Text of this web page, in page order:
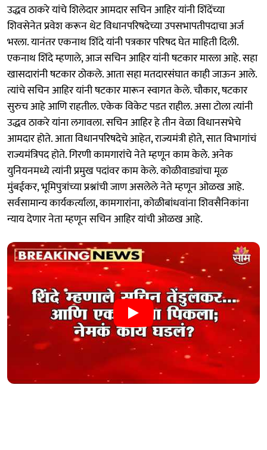
उद्धव ठाकरे यांचे शिलेदार आमदार सचिन आहिर यांनी शिंदेंच्या
शिवसेनेत प्रवेश करून थेट विधानपरिषदेच्या उपसभापतीपदाचा अर्ज
भरला. यानंतर एकनाथ शिंदे यांनी पत्रकार परिषद घेत माहिती दिली.
एकनाथ शिंदे म्हणाले, आज सचिन आहिर यांनी षटकार मारला आहे. सहा
खासदारांनी षटकार ठोकले. आता सहा मतदारसंघात काही जाऊन आले.
त्यांचे सचिन आहिर यांनी षटकार मारून स्वागत केले. चौकार, षटकार
सुरुच आहे आणि राहतील. एकेक विकेट पडत राहील. असा टोला त्यांनी
उद्धव ठाकरे यांना लगावला. सचिन आहिर हे तीन वेळा विधानसभेचे
आमदार होते. आता विधानपरिषदेचे आहेत, राज्यमंत्री होते, सात विभागांचं
राज्यमंत्रिपद होते. गिरणी कामगारांचे नेते म्हणून काम केले. अनेक
युनियनमध्ये त्यांनी प्रमुख पदांवर काम केले. कोळीवाड्यांचा मूळ
मुंबईकर, भूमिपुत्रांच्या प्रश्नांची जाण असलेले नेते म्हणून ओळख आहे.
सर्वसामान्य कार्यकर्त्याला, कामगारांना, कोळीबांधवांना शिवसैनिकांना
न्याय देणार नेता म्हणून सचिन आहिर यांची ओळख आहे.